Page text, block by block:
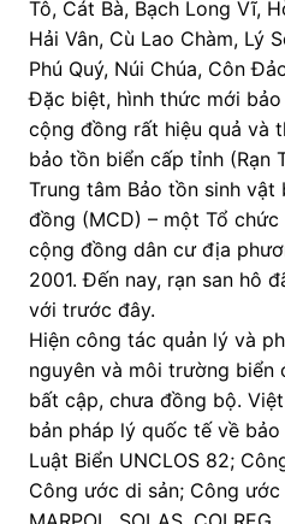
Tô, Cát Bà, Bạch Long Vĩ,
Hải Vân, Cù Lao Chàm, Lý
Phú Quý, Núi Chúa, Côn
Đặc biệt, hình thức mới
cộng đồng rất hiệu quả và
bảo tồn biển cấp tỉnh (Rạn
Trung tâm Bảo tồn sinh
đồng (MCD) – một Tổ
cộng đồng dân cư địa
2001. Đến nay, rạn san hô
với trước đây.
Hiện công tác quản lý và
nguyên và môi trường biển
bất cập, chưa đồng bộ.
bản pháp lý quốc tế về
Luật Biển UNCLOS 82;
Công ước di sản; Công